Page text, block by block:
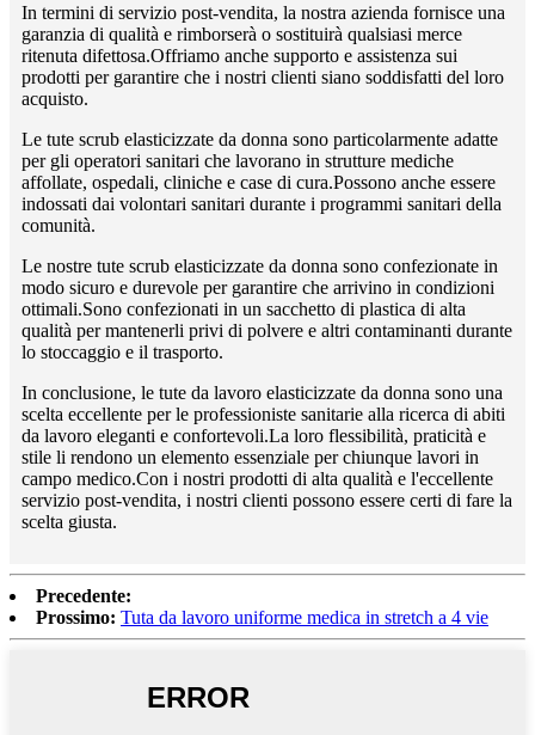
In termini di servizio post-vendita, la nostra azienda fornisce una
garanzia di qualità e rimborserà o sostituirà qualsiasi merce
ritenuta difettosa.Offriamo anche supporto e assistenza sui
prodotti per garantire che i nostri clienti siano soddisfatti del loro
acquisto.
Le tute scrub elasticizzate da donna sono particolarmente adatte
per gli operatori sanitari che lavorano in strutture mediche
affollate, ospedali, cliniche e case di cura.Possono anche essere
indossati dai volontari sanitari durante i programmi sanitari della
comunità.
Le nostre tute scrub elasticizzate da donna sono confezionate in
modo sicuro e durevole per garantire che arrivino in condizioni
ottimali.Sono confezionati in un sacchetto di plastica di alta
qualità per mantenerli privi di polvere e altri contaminanti durante
lo stoccaggio e il trasporto.
In conclusione, le tute da lavoro elasticizzate da donna sono una
scelta eccellente per le professioniste sanitarie alla ricerca di abiti
da lavoro eleganti e confortevoli.La loro flessibilità, praticità e
stile li rendono un elemento essenziale per chiunque lavori in
campo medico.Con i nostri prodotti di alta qualità e l'eccellente
servizio post-vendita, i nostri clienti possono essere certi di fare la
scelta giusta.
Precedente:
Prossimo: Tuta da lavoro uniforme medica in stretch a 4 vie